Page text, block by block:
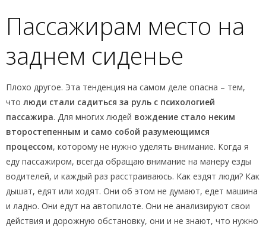
Пассажирам место на
заднем сиденье
Плохо другое. Эта тенденция на самом деле опасна – тем,
что люди стали садиться за руль с психологией
пассажира. Для многих людей вождение стало неким
второстепенным и само собой разумеющимся
процессом, которому не нужно уделять внимание. Когда я
еду пассажиром, всегда обращаю внимание на манеру езды
водителей, и каждый раз расстраиваюсь. Как ездят люди? Как
дышат, едят или ходят. Они об этом не думают, едет машина
и ладно. Они едут на автопилоте. Они не анализируют свои
действия и дорожную обстановку, они и не знают, что нужно